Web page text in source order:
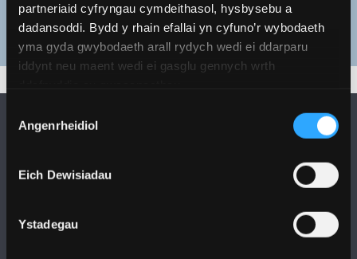
partneriaid cyfryngau cymdeithasol, hysbysebu a
dadansoddi. Bydd y rhain efallai yn cyfuno’r wybodaeth
yma gyda gwybodaeth arall rydych wedi ei ddarparu
iddynt neu maent wedi ei gasglu gennych wrth
Caniatâd
Angenrheidiol
Eich Dewisiadau
Ystadegau